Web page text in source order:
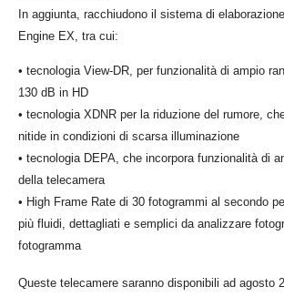
In aggiunta, racchiudono il sistema di
Engine EX, tra cui:
• tecnologia View-DR, per funzionalità di ampio
130 dB in HD
• tecnologia XDNR per la riduzione del rumore,
nitide in condizioni di scarsa illuminazione
• tecnologia DEPA, che incorpora funzionalità di
della telecamera
• High Frame Rate di 30 fotogrammi al secondo
più fluidi, dettagliati e semplici da analizzare
fotogramma
Queste telecamere saranno disponibili ad agosto